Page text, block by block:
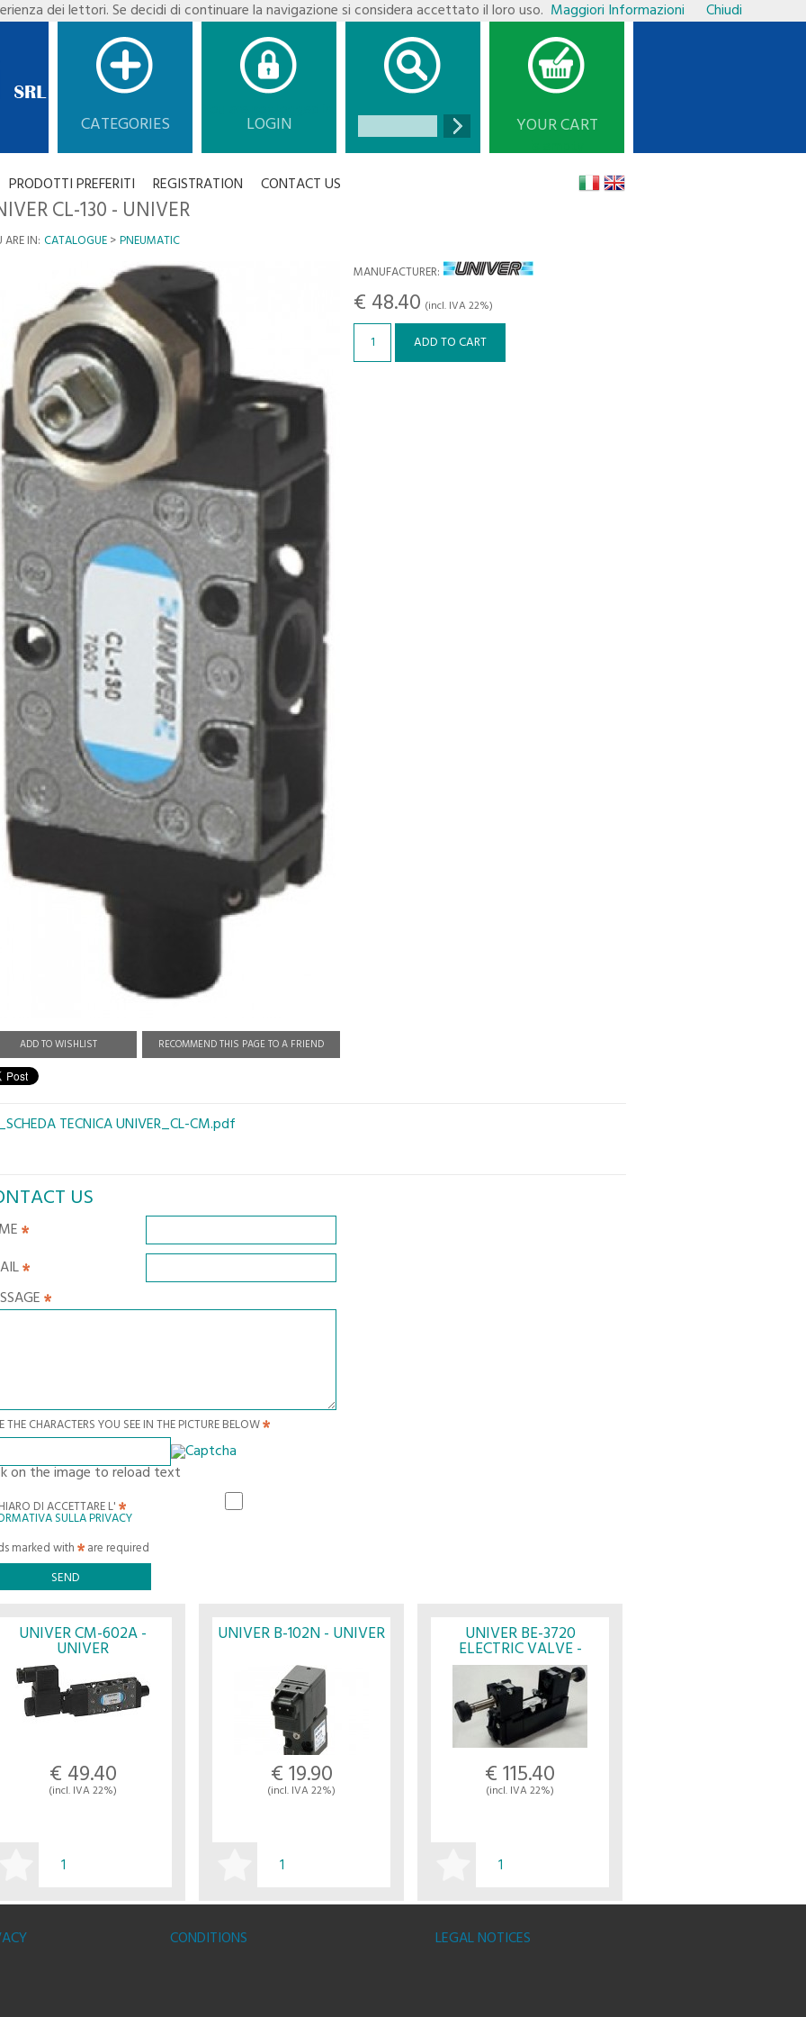
CATEGORIES LOGIN YOUR CART
PRODOTTI PREFERITI REGISTRATION CONTACT US
CL-130 - UNIVER
ARE IN: CATALOGUE PNEUMATIC
ADD TO WISHLIST RECOMMEND THIS PAGE TO A FRIEND
MANUFACTURER
€ 48.40 (incl. IVA 22%)
ADD TO CART
TECNICA UNIVER_CL-CM.pdf
US
THE CHARACTERS YOU SEE IN THE PICTURE BELOW
on the image to reload text
DI ACCETTARE L'
SULLA PRIVACY
marked with
are required
UNIVER CM-602A -
UNIVER
€ 49.40
(incl. IVA 22%)
UNIVER B-102N - UNIVER
€ 19.90
(incl. IVA 22%)
UNIVER BE-3720
ELECTRIC VALVE -
UNIVER
€ 115.40
(incl. IVA 22%)
CONDITIONS LEGAL NOTICES
dei lettori. Se decidi di continuare la navigazione si considera accettato il loro uso. Maggiori Informazioni Chiudi